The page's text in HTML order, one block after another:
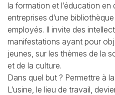
la formation et l’éducation
entreprises d’une
employés. Il invite des
manifestations ayant pour
jeunes, sur les thèmes de la
et de la culture.
Dans quel but ? Permettre à
L’usine, le lieu de travail,